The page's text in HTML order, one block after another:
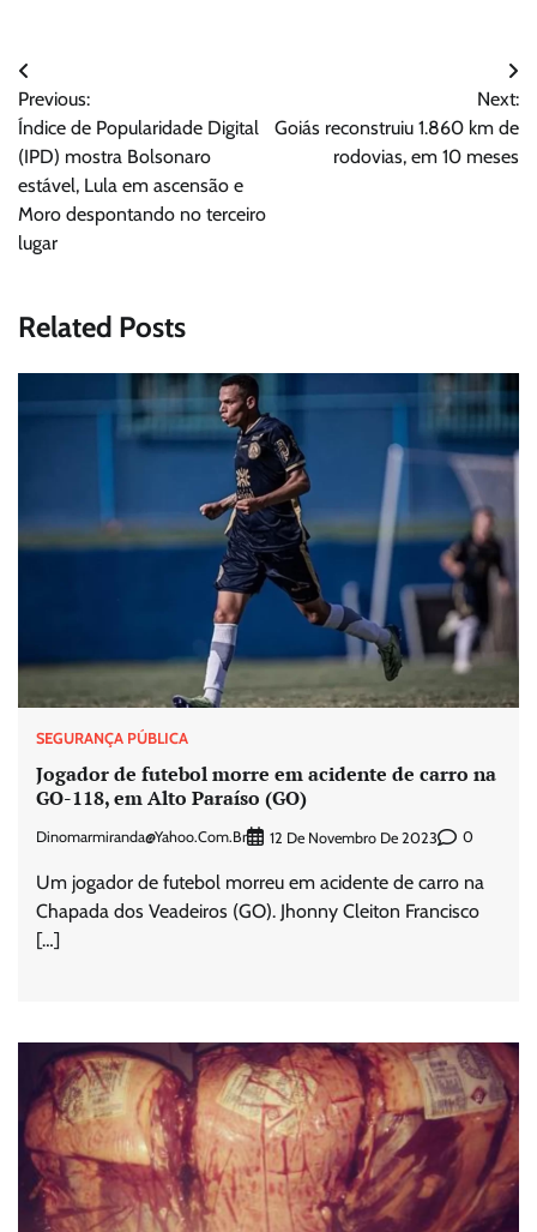
Navegação
de
Post
Previous:
Índice de Popularidade Digital
(IPD) mostra Bolsonaro
estável, Lula em ascensão e
Moro despontando no terceiro
lugar
Next:
Goiás reconstruiu 1.860 km de
rodovias, em 10 meses
Related Posts
SEGURANÇA PÚBLICA
Jogador de futebol morre em acidente de carro na
GO-118, em Alto Paraíso (GO)
Dinomarmiranda@yahoo.com.br 12 De Novembro De 2023 0
Um jogador de futebol morreu em acidente de carro na
Chapada dos Veadeiros (GO). Jhonny Cleiton Francisco
[…]